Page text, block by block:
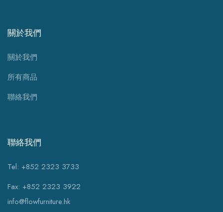
關於我們
關於我們
所有商品
聯絡我們
聯絡我們
Tel: +852 2323 3733
Fax: +852 2323 3922
info@flowfurniture.hk